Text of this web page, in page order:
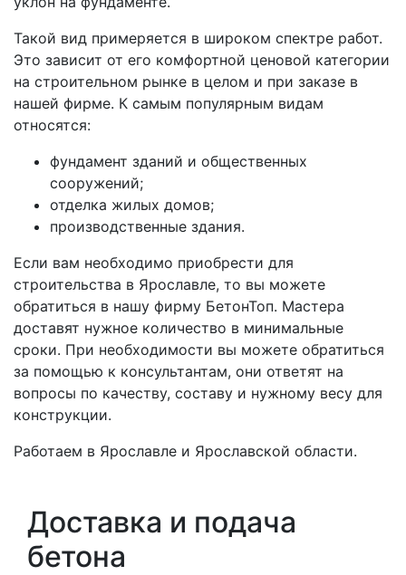
Такой вид примеряется в широком спектре работ.
Это зависит от его комфортной ценовой категории
на строительном рынке в целом и при заказе в
нашей фирме. К самым популярным видам
относятся:
фундамент зданий и общественных
сооружений;
отделка жилых домов;
производственные здания.
Если вам необходимо приобрести для
строительства в Ярославле, то вы можете
обратиться в нашу фирму БетонТоп. Мастера
доставят нужное количество в минимальные
сроки. При необходимости вы можете обратиться
за помощью к консультантам, они ответят на
вопросы по качеству, составу и нужному весу для
конструкции.
Работаем в Ярославле и Ярославской области.
Доставка и подача
бетона